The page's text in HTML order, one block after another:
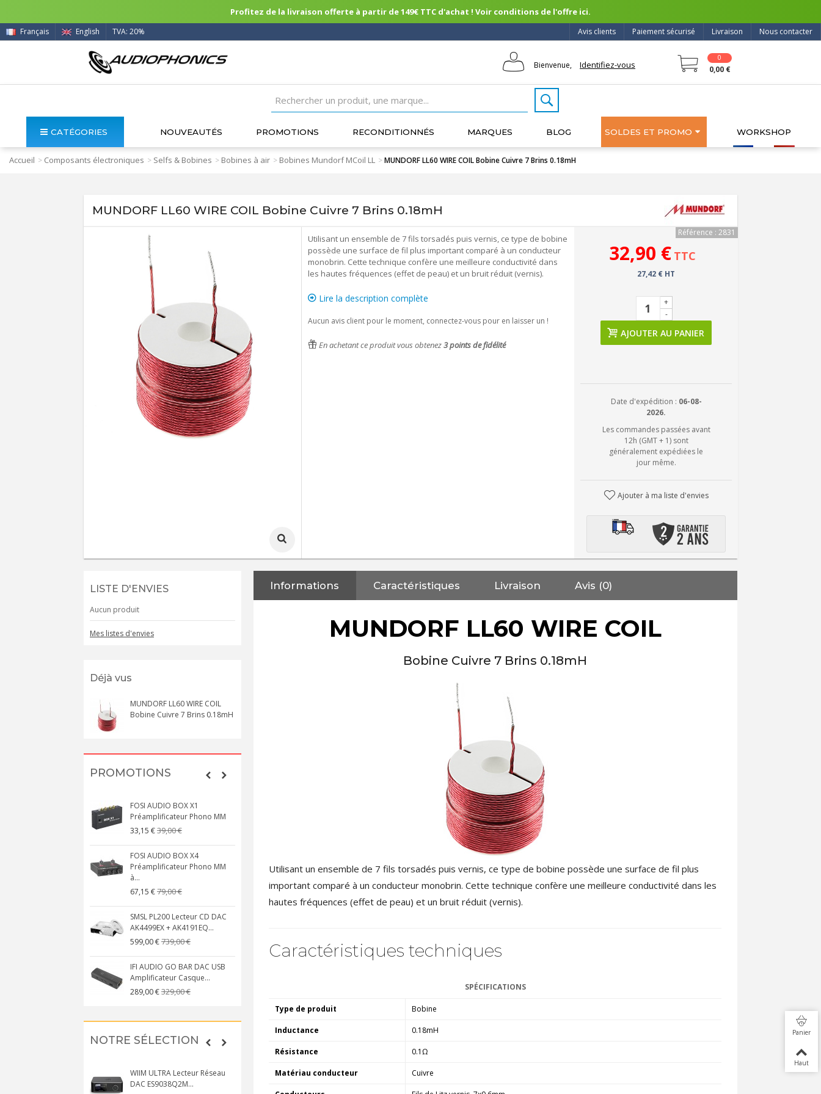
Profitez de la livraison offerte à partir de 149€ TTC d'achat ! Voir conditions de l'offre ici.
Nous contacter
Livraison
Paiement sécurisé
Avis clients
Français English TVA: 20%
Bienvenue, Identifiez-vous
0
0,00 €
CATÉGORIES NOUVEAUTÉS PROMOTIONS RECONDITIONNÉS MARQUES BLOG SOLDES ET PROMO WORKSHOP
Accueil > Composants électroniques > Selfs & Bobines > Bobines à air > Bobines Mundorf MCoil LL >MUNDORF LL60 WIRE COIL Bobine Cuivre 7 Brins 0.18mH
MUNDORF LL60 WIRE COIL Bobine Cuivre 7 Brins 0.18mH
Utilisant un ensemble de 7 fils torsadés puis vernis, ce type de bobine
possède une surface de fil plus important comparé à un conducteur
monobrin. Cette technique confère une meilleure conductivité dans
les hautes fréquences (effet de peau) et un bruit réduit (vernis).
Lire la description complète
Aucun avis client pour le moment, connectez-vous pour en laisser un !
En achetant ce produit vous obtenez3points de fidélité
Référence : 2831
32,90 € TTC
27,42 € HT
-
+
AJOUTER AU PANIER
Date d'expédition : 06-08-
2026.
Les commandes passées avant
12h (GMT + 1) sont
généralement expédiées le
jour même.
Ajouter à ma liste d'envies
LISTE D'ENVIES
Aucun produit
Mes listes d'envies
Déjà vus
MUNDORF LL60 WIRE COIL
Bobine Cuivre 7 Brins 0.18mH
PROMOTIONS
FOSI AUDIO BOX X1
Préamplificateur Phono MM
33,15 €39,00 €
FOSI AUDIO BOX X4
Préamplificateur Phono MM
à...
67,15 €79,00 €
SMSL PL200 Lecteur CD DAC
AK4499EX + AK4191EQ...
599,00 €739,00 €
IFI AUDIO GO BAR DAC USB
Amplificateur Casque...
289,00 €329,00 €
MKSX4 Enceinte Subwoofer...
149,00 €
179,90 €
AUDIOPHONICS DA-S250NC
FOSI AUDIO CA30
NOTRE SÉLECTION
WIIM ULTRA Lecteur Réseau
DAC ES9038Q2M...
AUDIOPHONICS DAW-S250NC
Informations Caractéristiques Livraison Avis (0)
MUNDORF LL60 WIRE COIL
Bobine Cuivre 7 Brins 0.18mH
Utilisant un ensemble de 7 fils torsadés puis vernis, ce type de bobine possède une surface de fil plus
important comparé à un conducteur monobrin. Cette technique confère une meilleure conductivité dans les
hautes fréquences (effet de peau) et un bruit réduit (vernis).
Caractéristiques techniques
SPÉCIFICATIONS
Type de produit Bobine
Inductance 0.18mH
Résistance 0.1Ω
Matériau conducteur Cuivre
Panier
Haut